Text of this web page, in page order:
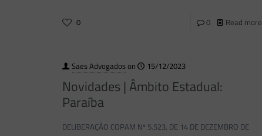
0 0 Read more
Saes Advogadoson 15/12/2023
Novidades | Âmbito Estadual:
Paraíba
DELIBERAÇÃO COPAM Nº 5.523, DE 14 DE DEZEMBRO DE